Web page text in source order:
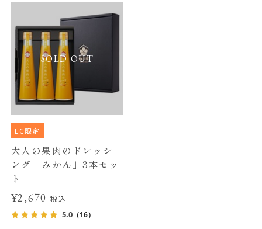
SOLD OUT
EC限定
大人の果肉のドレッシ
ング「みかん」3本セッ
ト
¥2,670税込
5.0（16）